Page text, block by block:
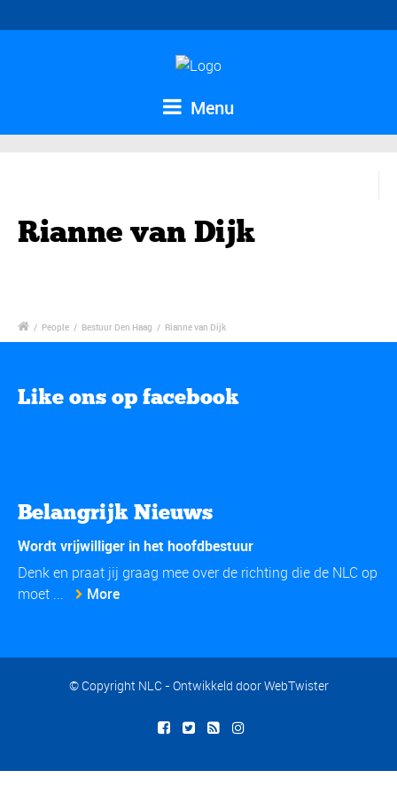
Menu
Rianne van Dijk
/ People / Bestuur Den Haag / Rianne van Dijk
Like ons op facebook
Belangrijk Nieuws
Wordt vrijwilliger in het hoofdbestuur
Denk en praat jij graag mee over de richting die de NLC op
moet ...
More
© Copyright NLC - Ontwikkeld doorWebTwister